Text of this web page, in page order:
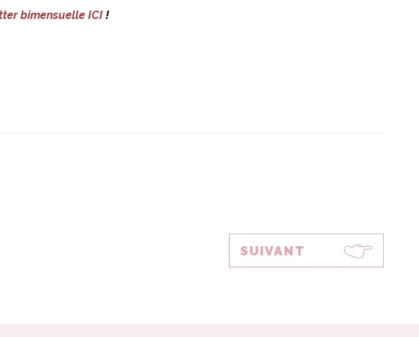
bimensuelle ICI!
SUIVANT